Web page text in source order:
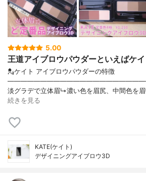
5.00
王道アイブロウパウダーといえばケイ
💂ケイト アイブロウパウダーの特徴
淡グラデで立体眉↳濃い色を眉尻、中間色を
続きを見る
KATE(ケイト)
デザイニングアイブロウ3D